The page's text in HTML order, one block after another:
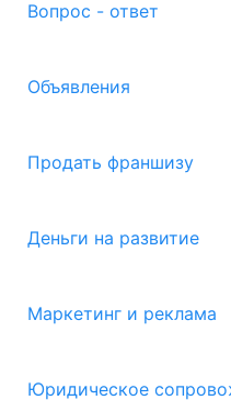
Вопрос - ответ
Объявления
Продать франшизу
Деньги на развитие
Маркетинг и реклама
Юридическое